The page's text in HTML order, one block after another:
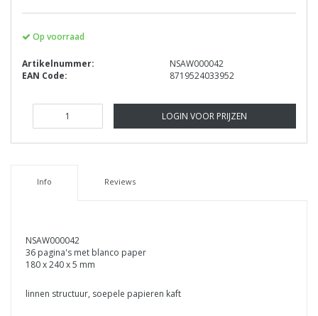
Op voorraad
Artikelnummer:
NSAW000042
EAN Code:
8719524033952
LOGIN VOOR PRIJZEN
Info Reviews
NSAW000042
36 pagina's met blanco paper
180 x 240 x 5 mm
linnen structuur, soepele papieren kaft